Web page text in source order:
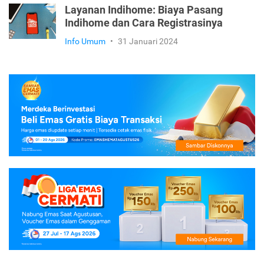
Layanan Indihome: Biaya Pasang
Indihome dan Cara Registrasinya
Info Umum • 31 Januari 2024